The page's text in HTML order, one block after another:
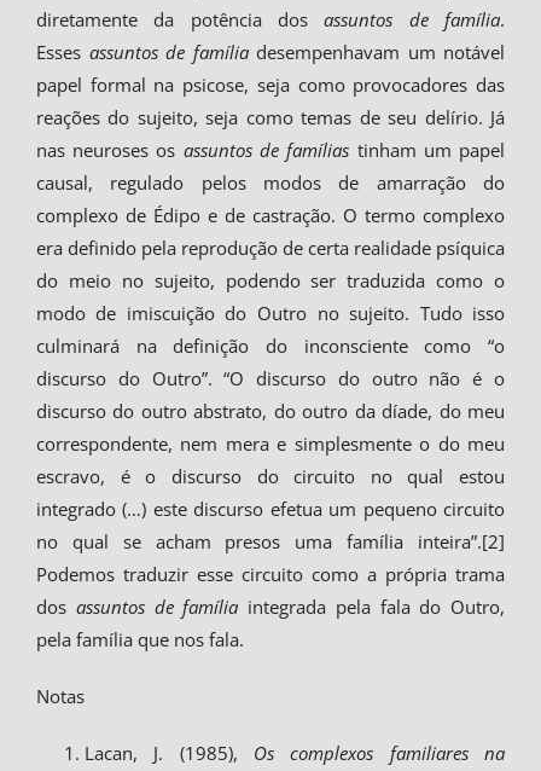
diretamente da potência dosassuntos de família.
Esses assuntos de famíliadesempenhavam um notável
papel formal na psicose, seja como provocadores das
reações do sujeito, seja como temas de seu delírio. Já
nas neuroses os assuntos de famílias tinham um papel
causal, regulado pelos modos de amarração do
complexo de Édipo e de castração. O termo complexo
era definido pela reprodução de certa realidade psíquica
do meio no sujeito, podendo ser traduzida como o
modo de imiscuição do Outro no sujeito. Tudo isso
culminará na definição do inconsciente como “o
discurso do Outro”. “O discurso do outro não é o
discurso do outro abstrato, do outro da díade, do meu
correspondente, nem mera e simplesmente o do meu
escravo, é o discurso do circuito no qual estou
integrado (…) este discurso efetua um pequeno circuito
no qual se acham presos uma família inteira”.[2]
Podemos traduzir esse circuito como a própria trama
dos assuntos de família integrada pela fala do Outro,
pela família que nos fala.
Notas
Lacan, J. (1985), Os complexos familiares na